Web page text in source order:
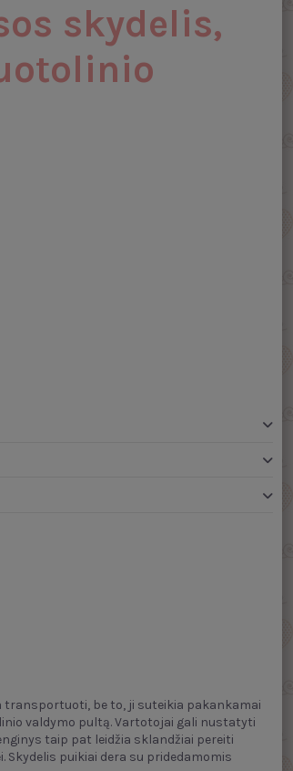
skydelis,
transportuoti, be to, ji suteikia pakankamai
valdymo pultą. Vartotojai gali nustatyti
taip pat leidžia sklandžiai pereiti
puikiai dera su pridedamomis